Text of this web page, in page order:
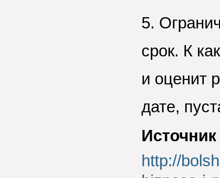
5.
срок. К
и оценит
дате,
http://